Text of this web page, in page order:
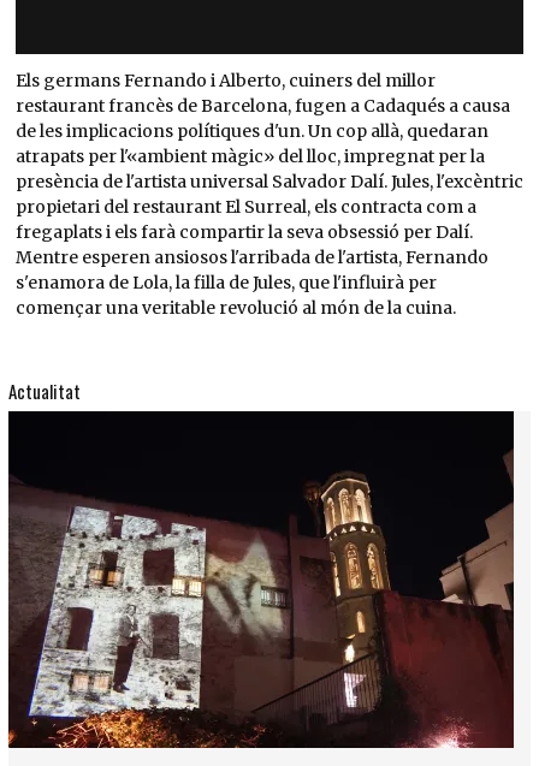
Els germans Fernando i Alberto, cuiners del millor
restaurant francès de Barcelona, fugen a Cadaqués a causa
de les implicacions polítiques d'un. Un cop allà, quedaran
atrapats per l'«ambient màgic» del lloc, impregnat per la
presència de l'artista universal Salvador Dalí. Jules, l'excèntric
propietari del restaurant El Surreal, els contracta com a
fregaplats i els farà compartir la seva obsessió per Dalí.
Mentre esperen ansiosos l'arribada de l'artista, Fernando
s'enamora de Lola, la filla de Jules, que l'influirà per
començar una veritable revolució al món de la cuina.
Actualitat